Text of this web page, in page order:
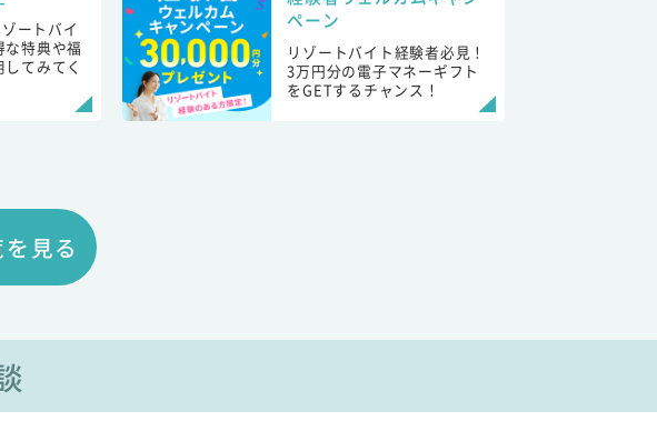
ートバイ
な特典や福
てみてく
ペーン
リゾートバイト経験者必見！
3万円分の電子マネーギフト
をGETするチャンス！
見る